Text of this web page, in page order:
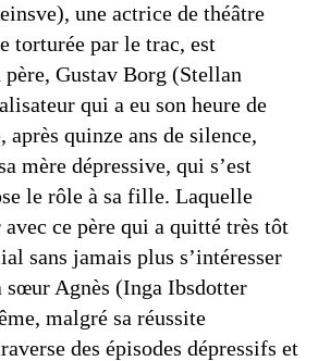
une actrice de théâtre
torturée par le trac, est
père, Gustav Borg (­Stellan
qui a eu son heure de
après quinze ans de silence,
mère dépressive, qui s’est
le rôle à sa fille. Laquelle
avec ce père qui a quitté très tôt
sans jamais plus s’intéresser
sœur Agnès (Inga Ibsdotter
malgré sa réussite
des épisodes dépressifs et